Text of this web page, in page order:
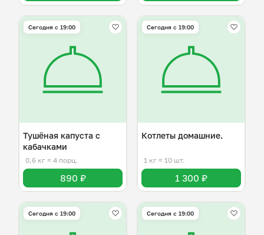
Сегодня с 19:00
Тушёная капуста с
кабачками
0,6 кг ≈ 4 порц.
890 ₽
Сегодня с 19:00
Котлеты домашние.
1 кг ≈ 10 шт.
1 300 ₽
Сегодня с 19:00 Сегодня с 19:00